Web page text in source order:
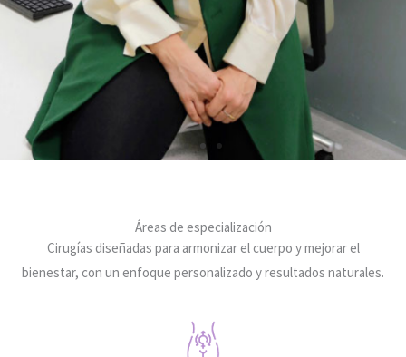
Tu identidad, tu
decisión.
Con experiencia y compromiso, acompaño a mis
pacientes en su camino hacia el bienestar, la identidad y
Áreas de especialización
Cirugías diseñadas para armonizar el cuerpo y mejorar el
bienestar, con un enfoque personalizado y resultados naturales.